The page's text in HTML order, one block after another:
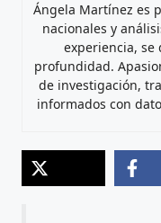
Ángela Martínez es
nacionales y
experiencia,
profundidad.
de investigación,
informados con